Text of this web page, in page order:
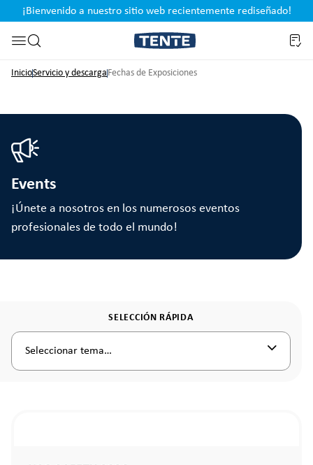
Saltar a la búsqueda
¡Bienvenido a nuestro sitio web recientemente rediseñado!
InicioServicio y descarga Fechas de Exposiciones
Events
¡Únete a nosotros en los numerosos eventos
profesionales de todo el mundo!
SELECCIÓN RÁPIDA
Seleccionar tema…